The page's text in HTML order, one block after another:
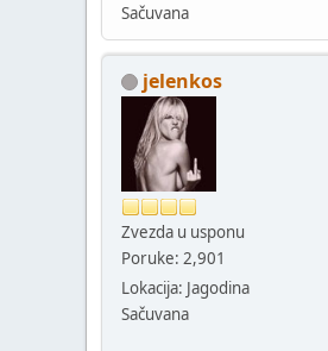
Sačuvana
jelenkos
Zvezda u usponu
Poruke: 2,901
Lokacija: Jagodina
Sačuvana